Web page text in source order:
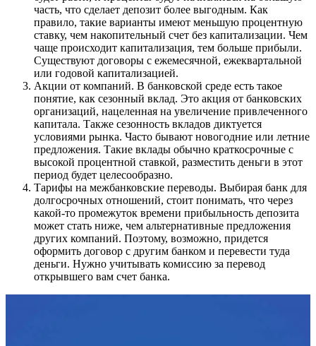
часть, что сделает депозит более выгодным. Как
правило, такие варианты имеют меньшую процентную
ставку, чем накопительный счет без капитализации. Чем
чаще происходит капитализация, тем больше прибыли.
Существуют договоры с ежемесячной, ежеквартальной
или годовой капитализацией.
Акции от компаний. В банковской среде есть такое
понятие, как сезонный вклад. Это акция от банковских
организаций, нацеленная на увеличение привлеченного
капитала. Также сезонность вкладов диктуется
условиями рынка. Часто бывают новогодние или летние
предложения. Такие вклады обычно краткосрочные с
высокой процентной ставкой, разместить деньги в этот
период будет целесообразно.
Тарифы на межбанковские переводы. Выбирая банк для
долгосрочных отношений, стоит понимать, что через
какой-то промежуток времени прибыльность депозита
может стать ниже, чем альтернативные предложения
других компаний. Поэтому, возможно, придется
оформить договор с другим банком и перевести туда
деньги. Нужно учитывать комиссию за перевод
открывшего вам счет банка.